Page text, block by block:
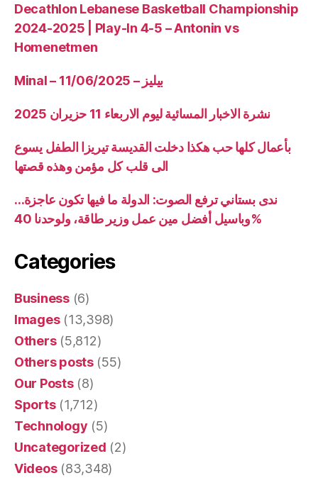
Decathlon Lebanese Basketball Championship
2024-2025 | Play-In 4-5 – Antonin vs
Homenetmen
Minal – 11/06/2025 – بيليز
نشرة الاخبار المسائية ليوم الاربعاء 11 حزيران 2025
بأعمال كلها حب هكذا دخلت القديسة تيريزا الطفل يسوع
الى قلب كل مؤمن وهذه قصتها
ندى بستاني ترفع الصوت: الدولة ما فيها تكون عاجزة…
وباسيل أفضل مين عمل وزير طاقة، ولوحدنا 40%
Categories
Business(6)
Images(13,398)
Others(5,812)
Others posts(55)
Our Posts(8)
Sports(1,712)
Technology (5)
Uncategorized (2)
Videos(83,348)